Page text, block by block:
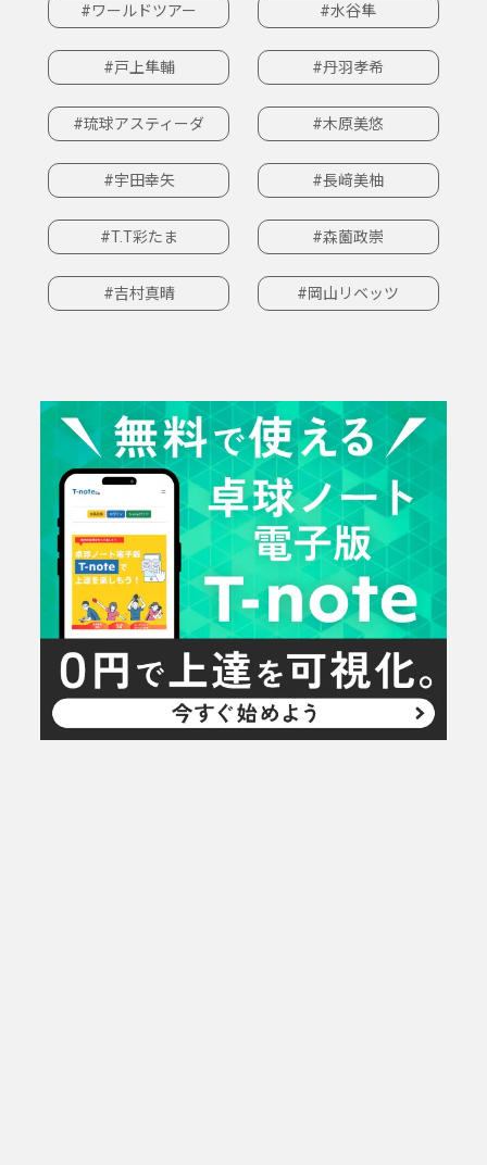
#ワールドツアー #水谷隼
#戸上隼輔 #丹羽孝希
#琉球アスティーダ #木原美悠
#宇田幸矢 #長﨑美柚
#T.T彩たま #森薗政崇
#吉村真晴 #岡山リベッツ